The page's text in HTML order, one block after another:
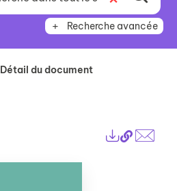
Recherche avancée
Détail du document
Lien